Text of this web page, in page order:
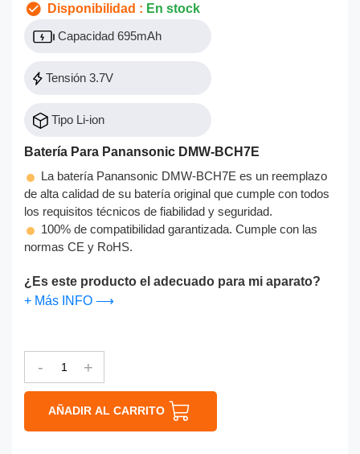
Disponibilidad : En stock
Capacidad 695mAh
Tensión 3.7V
Tipo Li-ion
Batería Para Panansonic DMW-BCH7E
La batería Panansonic DMW-BCH7E es un reemplazo
de alta calidad de su batería original que cumple con todos
los requisitos técnicos de fiabilidad y seguridad.
100% de compatibilidad garantizada. Cumple con las
normas CE y RoHS.
¿Es este producto el adecuado para mi aparato?
+ Más INFO ⟶
- +
AÑADIR AL CARRITO